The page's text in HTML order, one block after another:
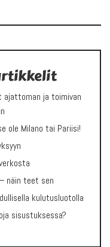
ajattoman ja toimivan
ole Milano tai Pariisi!
näin teet sen
kulutusluotolla
sisustuksessa?